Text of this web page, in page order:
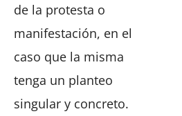
de la protesta o
manifestación, en el
caso que la misma
tenga un planteo
singular y concreto.